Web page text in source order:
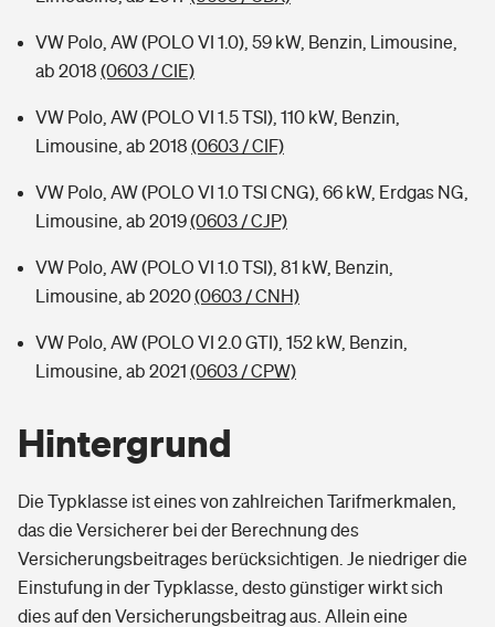
VW Polo, AW (POLO VI 1.0), 59 kW, Benzin, Limousine,
ab 2018 (0603 / CIE)
VW Polo, AW (POLO VI 1.5 TSI), 110 kW, Benzin,
Limousine, ab 2018 (0603 / CIF)
VW Polo, AW (POLO VI 1.0 TSI CNG), 66 kW, Erdgas NG,
Limousine, ab 2019(0603 / CJP)
VW Polo, AW (POLO VI 1.0 TSI), 81 kW, Benzin,
Limousine, ab 2020(0603 / CNH)
VW Polo, AW (POLO VI 2.0 GTI), 152 kW, Benzin,
Limousine, ab 2021 (0603 / CPW)
Hintergrund
Die Typklasse ist eines von zahlreichen Tarifmerkmalen,
das die Versicherer bei der Berechnung des
Versicherungsbeitrages berücksichtigen. Je niedriger die
Einstufung in der Typklasse, desto günstiger wirkt sich
dies auf den Versicherungsbeitrag aus. Allein eine